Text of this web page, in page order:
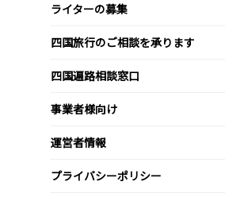
ライターの募集
四国旅行のご相談を承ります
四国遍路相談窓口
事業者様向け
運営者情報
プライバシーポリシー